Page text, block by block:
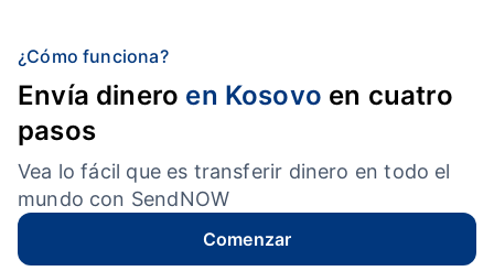
¿Cómo funciona?
Envía dinero en Kosovo en cuatro
pasos
Vea lo fácil que es transferir dinero en todo el
mundo con SendNOW
Comenzar